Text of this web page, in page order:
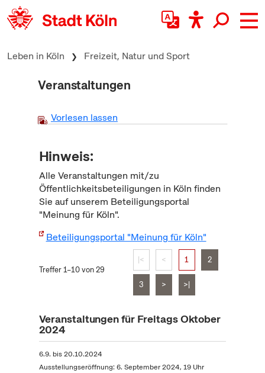
zum Inhalt springen
Leben in Köln Freizeit, Natur und Sport
Veranstaltungen
Vorlesen lassen
Hinweis:
Alle Veranstaltungen mit/zu
Öffentlichkeitsbeteiligungen in Köln finden
Sie auf unserem Beteiligungsportal
"Meinung für Köln".
Beteiligungsportal "Meinung für Köln"
Treffer 1–10 von 29
|< < 1 2
3 > >|
Veranstaltungen für Freitags Oktober
2024
6.9. bis20.10.2024
Ausstellungseröffnung: 6. September 2024, 19 Uhr